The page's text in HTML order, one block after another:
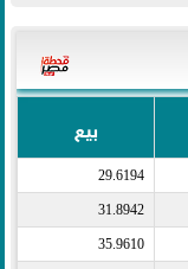
بيع
29.6194
31.8942
35.9610